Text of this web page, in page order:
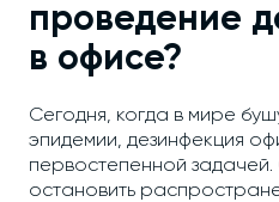
проведение
в офисе?
Сегодня, когда в мире
эпидемии, дезинфекция
первостепенной
остановить